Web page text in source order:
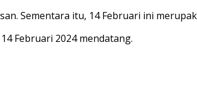
Sementara itu, 14 Februari ini
Februari 2024 mendatang.